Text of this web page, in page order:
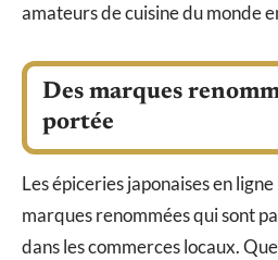
amateurs de cuisine du monde
Des marques
portée
Les épiceries japonaises en
marques renommées qui sont
dans les commerces locaux.